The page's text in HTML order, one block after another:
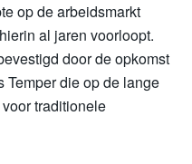
op de arbeidsmarkt
al jaren voorloopt.
door de opkomst
Temper die op de lange
traditionele